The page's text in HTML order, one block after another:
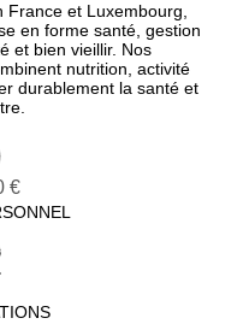
France et Luxembourg,
en forme santé, gestion
et bien vieillir. Nos
nutrition, activité
durablement la santé et
€